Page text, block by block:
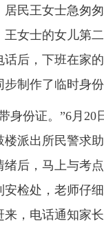
民王女士急匆匆
女士的女儿第
后，下班在家
制作了临时身份
份证。”6月20
派出所民警求
后，马上与考
检处，老师仔
，电话通知家